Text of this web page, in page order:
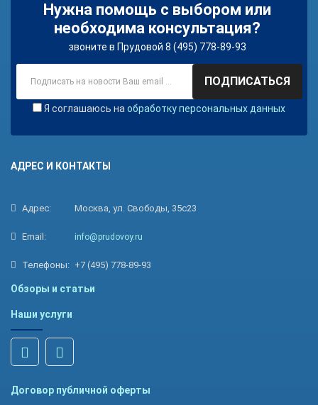
Нужна помощь с выбором или
необходима консультация?
звоните в Прудовой 8 (495) 778-89-93
ПОДПИСАТЬСЯ
Я соглашаюсь на обработку персональных данных
АДРЕС И КОНТАКТЫ
Адрес: Москва, ул. Свободы, 35с23
Email: info@prudovoy.ru
Телефоны: +7 (495) 778-89-93
Обзоры и статьи
Наши услуги
Договор публичной оферты